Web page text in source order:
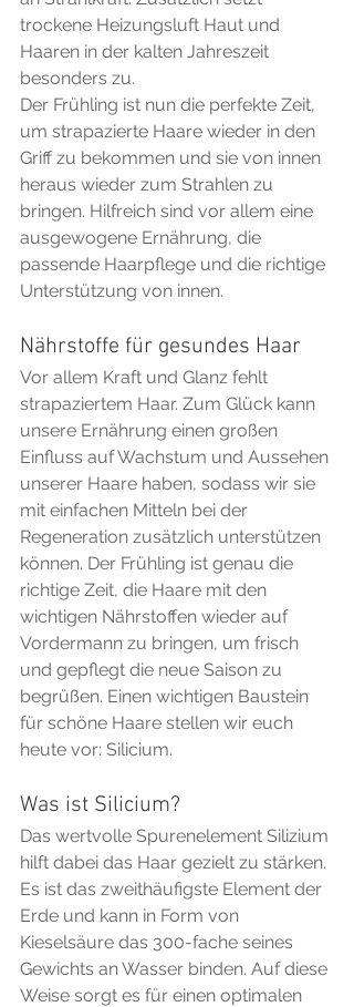
trockene Heizungsluft Haut und
Haaren in der kalten Jahreszeit
besonders zu.
Der Frühling ist nun die perfekte Zeit,
um strapazierte Haare wieder in den
Griff zu bekommen und sie von innen
heraus wieder zum Strahlen zu
bringen. Hilfreich sind vor allem eine
ausgewogene Ernährung, die
passende Haarpflege und die richtige
Unterstützung von innen.
Nährstoffe für gesundes Haar
Vor allem Kraft und Glanz fehlt
strapaziertem Haar. Zum Glück kann
unsere Ernährung einen großen
Einfluss auf Wachstum und Aussehen
unserer Haare haben, sodass wir sie
mit einfachen Mitteln bei der
Regeneration zusätzlich unterstützen
können. Der Frühling ist genau die
richtige Zeit, die Haare mit den
wichtigen Nährstoffen wieder auf
Vordermann zu bringen, um frisch
und gepflegt die neue Saison zu
begrüßen. Einen wichtigen Baustein
für schöne Haare stellen wir euch
heute vor: Silicium.
Was ist Silicium?
Das wertvolle Spurenelement Silizium
hilft dabei das Haar gezielt zu stärken.
Es ist das zweithäufigste Element der
Erde und kann in Form von
Kieselsäure das 300-fache seines
Gewichts an Wasser binden. Auf diese
Weise sorgt es für einen optimalen